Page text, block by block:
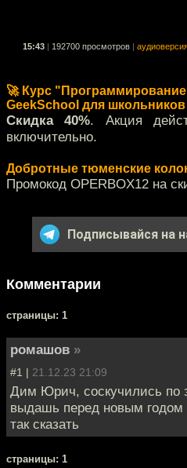
15:43 192700 просмотров
🚀 Курс
GeekSchool для школьников
Скидка 40%. Акция
включительно.
Добротные тюменские
Промокод OPERBOX12 на
Подписывайся на
Комментарии
cтраницы: 1
ромашов »
#1 | 21.12.23 21:09
Дим Юрич, соскучились по
выдашь перед новым
так сказать
cтраницы: 1